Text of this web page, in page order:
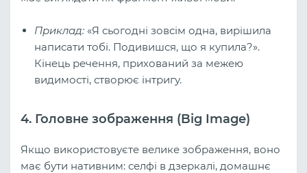
Приклад: «Я сьогодні зовсім одна, вирішила
написати тобі. Подивишся, що я купила?».
Кінець речення, прихований за межею
видимості, створює інтригу.
4. Головне зображення (Big Image)
Якщо використовуєте велике зображення, воно
має бути нативним: селфі в дзеркалі, домашнє